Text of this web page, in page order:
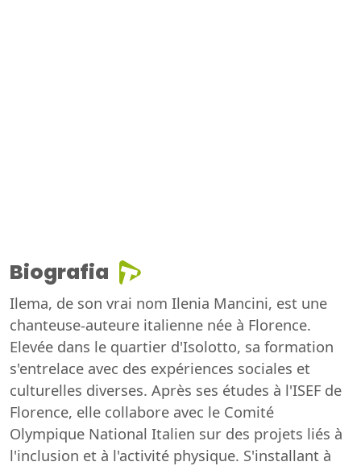
Biografia
Ilema, de son vrai nom Ilenia Mancini, est une
chanteuse-auteure italienne née à Florence.
Elevée dans le quartier d'Isolotto, sa formation
s'entrelace avec des expériences sociales et
culturelles diverses. Après ses études à l'ISEF de
Florence, elle collabore avec le Comité
Olympique National Italien sur des projets liés à
l'inclusion et à l'activité physique. S'installant à